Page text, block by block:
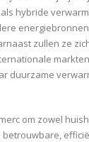
hybride
zullen ze
duurzame
om zowel